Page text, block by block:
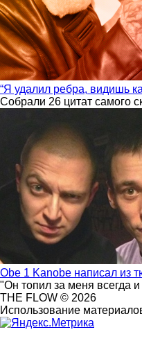
“Я удалил ребра, видишь
Собрали 26 цитат самого
Obe 1 Kanobe написал из
"Он топил за меня всегда
THE FLOW © 2026
Использование